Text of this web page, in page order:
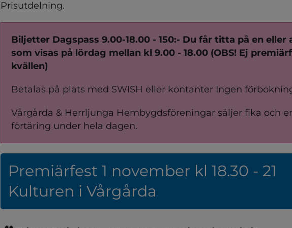
Prisutdelning.
Biljetter Dagspass 9.00-18.00 - 150:- Du får titta på en eller
som visas på lördag mellan kl 9.00 - 18.00 (OBS! Ej
kvällen)
Betalas på plats med SWISH eller kontanter Ingen
Vårgårda & Herrljunga Hembygdsföreningar säljer fika och
förtäring under hela dagen.
Premiärfest 1 november kl 18.30 - 21
Kulturen i Vårgårda